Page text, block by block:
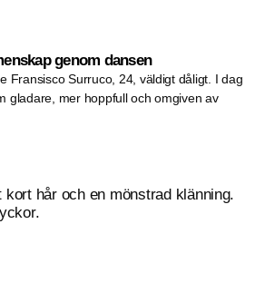
genom dansen
Fransisco Surruco, 24, väldigt dåligt. I dag
gladare, mer hoppfull och omgiven av